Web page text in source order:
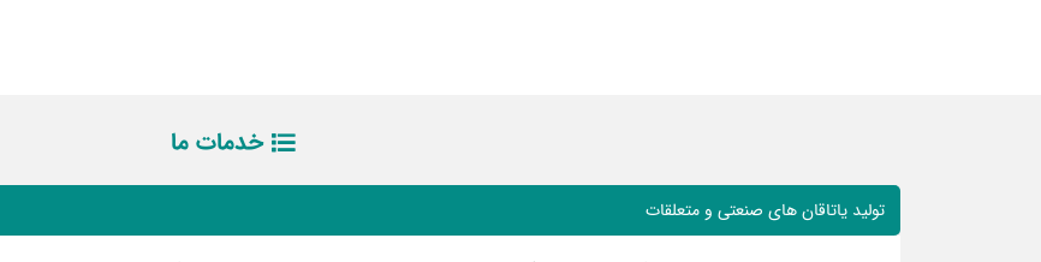
خدمات ما
تولید یاتاقان های صنعتی و متعلقات